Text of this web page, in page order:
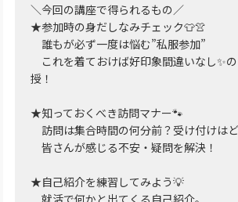
＼今回の講座で得られるもの／
★参加時の身だしなみチェック👕👚
誰もが必ず一度は悩む”私服参加”
これを着ておけば好印象間違いなし✨
授！
★知っておくべき訪問マナー🐾
訪問は集合時間の何分前？受け付けは
皆さんが感じる不安・疑問を解決！
★自己紹介を練習してみよう💡
就活で何かと出てくる自己紹介。